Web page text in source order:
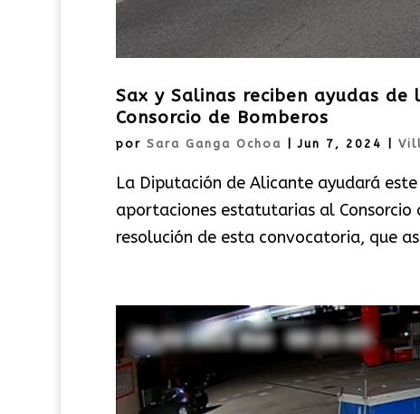
Sax y Salinas reciben ayudas
Consorcio de Bomberos
por Sara Ganga Ochoa |Jun 7, 2024
La Diputación de Alicante ayudará
aportaciones estatutarias al Consorcio
resolución de esta convocatoria, que